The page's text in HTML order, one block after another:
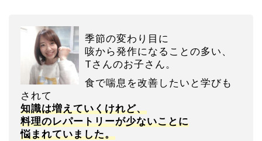
季節の変わり目に
咳から発作になることの多い、
Tさんのお子さん。
食で喘息を改善したいと学びも
されて
知識は増えていくけれど、
料理のレパートリーが少ないことに
悩まれていました。